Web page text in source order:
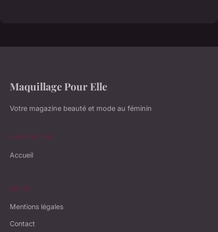
Maquillage Pour Elle
Votre magazine beauté et mode au féminin
NAVIGATION
Accueil
LÉGAL
Mentions légales
Contact